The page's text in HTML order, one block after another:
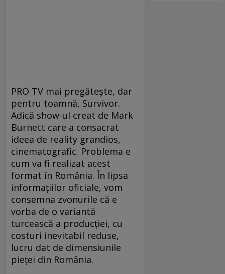
PRO TV mai pregătește, dar
pentru toamnă, Survivor.
Adică show-ul creat de Mark
Burnett care a consacrat
ideea de reality grandios,
cinematografic. Problema e
cum va fi realizat acest
format în România. În lipsa
informațiilor oficiale, vom
consemna zvonurile că e
vorba de o variantă
turcească a producției, cu
costuri inevitabil reduse,
lucru dat de dimensiunile
pieței din România.